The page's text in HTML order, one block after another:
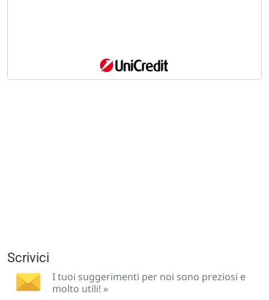
Scrivici
I tuoi suggerimenti per noi sono preziosi e
molto utili! »